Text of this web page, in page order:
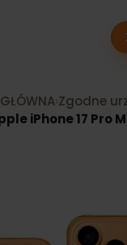
› Zgodne
iPhone 17 Pro